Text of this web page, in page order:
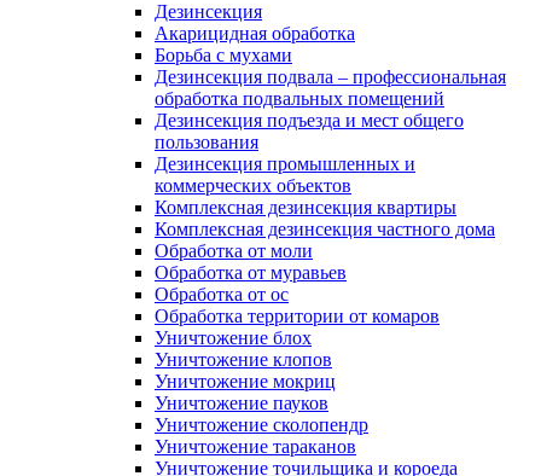
Дезинсекция
Акарицидная обработка
Борьба с мухами
Дезинсекция подвала – профессиональная
обработка подвальных помещений
Дезинсекция подъезда и мест общего
пользования
Дезинсекция промышленных и
коммерческих объектов
Комплексная дезинсекция квартиры
Комплексная дезинсекция частного дома
Обработка от моли
Обработка от муравьев
Обработка от ос
Обработка территории от комаров
Уничтожение блох
Уничтожение клопов
Уничтожение мокриц
Уничтожение пауков
Уничтожение сколопендр
Уничтожение тараканов
Уничтожение точильщика и короеда